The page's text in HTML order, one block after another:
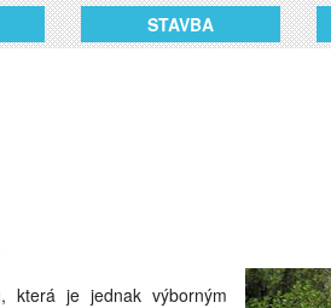
STAVBA
která je jednak výborným